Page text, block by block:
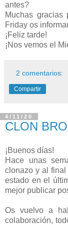
antes?
Muchas
Friday os
¡Feliz tarde!
¡Nos vemos el
2 comentarios:
Compartir
4/11/20
CLON
¡Buenos días!
Hace unas
clonazo y al
estado en el
mejor publicar
Os vuelvo a
colaboración,